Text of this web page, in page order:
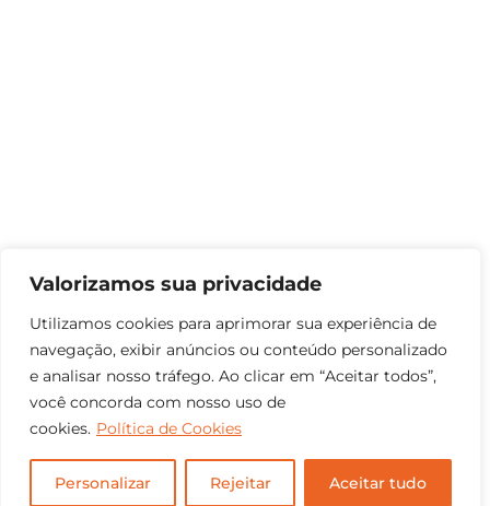
Valorizamos sua privacidade
Utilizamos cookies para aprimorar sua experiência de
navegação, exibir anúncios ou conteúdo personalizado
e analisar nosso tráfego. Ao clicar em “Aceitar todos”,
você concorda com nosso uso de
cookies. Política de Cookies
Personalizar Rejeitar Aceitar tudo